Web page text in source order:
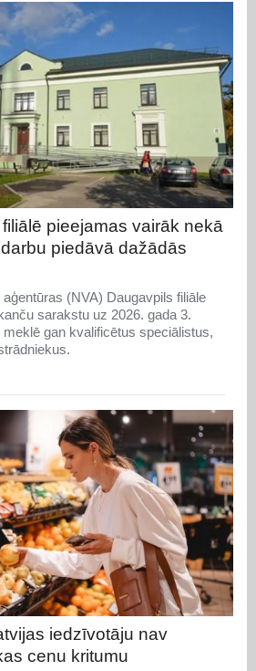
pieejamas vairāk nekā
piedāvā dažādās
(NVA) Daugavpils filiāle
sarakstu uz 2026. gada 3.
gan kvalificētus speciālistus,
iedzīvotāju nav
cenu kritumu